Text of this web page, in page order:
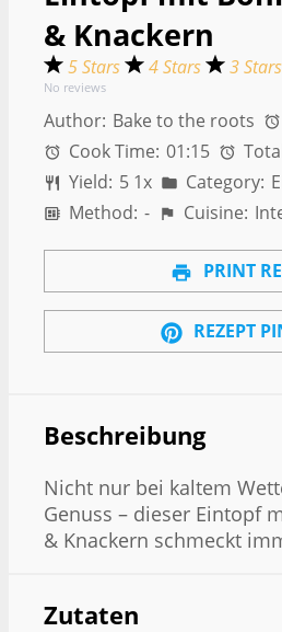
& Knackern
5 Stars 4 Stars 3 Stars
No reviews
Author: Bake to the roots
Cook Time: 01:15
Yield: 5 1x Category:
Method: - Cuisine:
PRINT
REZEPT
Beschreibung
Nicht nur bei kaltem
Genuss – dieser Eintopf
& Knackern schmeckt
Zutaten